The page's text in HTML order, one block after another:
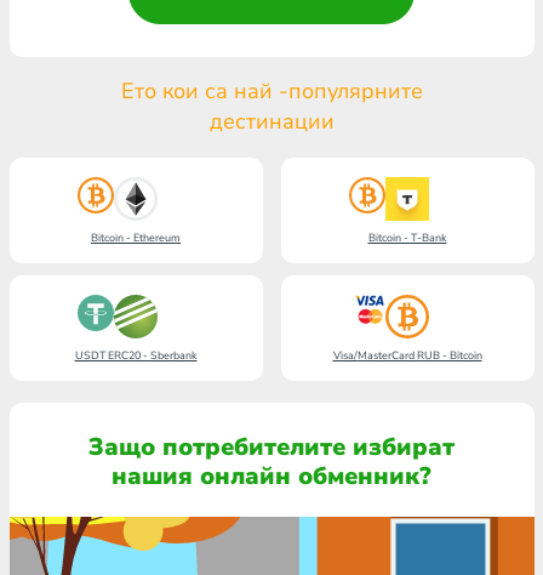
Ето кои са най -популярните
дестинации
Bitcoin - Ethereum Bitcoin - T-Bank
USDT ERC20 - Sberbank Visa/MasterCard RUB - Bitcoin
Защо потребителите избират
нашия онлайн обменник?